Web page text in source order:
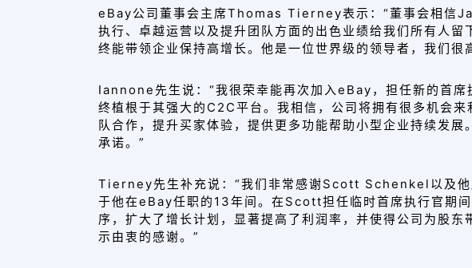
eBay公司董事会主席Thomas Tierney表示：“董事会相信
执行、卓越运营以及提升团队方面的出色业绩给我们所有人
终能带领企业保持高增长。他是一位世界级的领导者，我们很
Iannone先生说：“我很荣幸能再次加入eBay，担任新的首
终植根于其强大的C2C平台。我相信，公司将拥有很多机会来
队合作， 提升买家体验，提供更多功能帮助小型企业持续发展
承诺。”
Tierney先生补充说：“我们非常感谢Scott Schenkel以及他
于他在eBay任职的13年间。 在Scott担任临时首席执行官期间
序，扩大了增长计划 ，显著提高了利润率 ，并使得公司为股东
示由衷的感谢。”